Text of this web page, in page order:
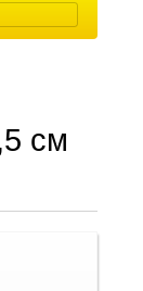
см